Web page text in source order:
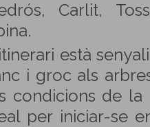
Carlit,
està
i groc als
condicions de
per iniciar-se